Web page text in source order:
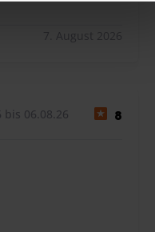
7. August 2026
bis 06.08.26 8